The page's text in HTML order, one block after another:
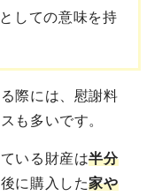
しての意味を持
際には、慰謝料
も多いです。
いる財産は半分
に購入した家や